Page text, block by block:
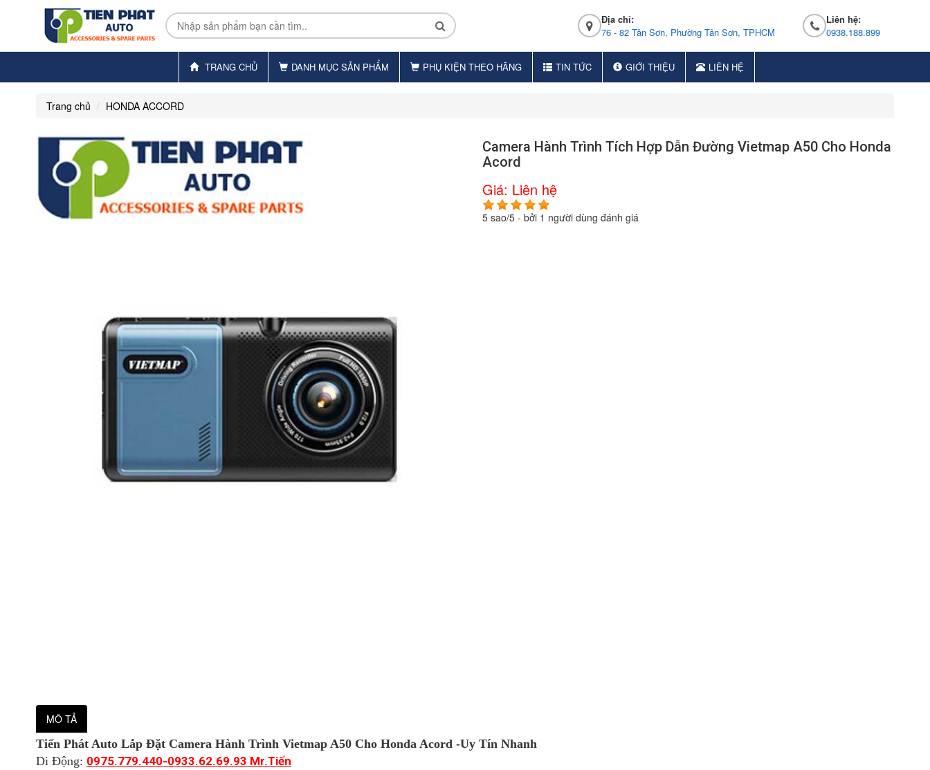
Địa chỉ:
76 - 82 Tân Sơn, Phường Tân Sơn, TPHCM
Liên hệ:
0938.188.899
TRANG CHỦ DANH MỤC SẢN PHẨM PHỤ KIỆN THEO HÃNG TIN TỨC GIỚI THIỆU LIÊN HỆ
Trang chủ HONDA ACCORD
Camera Hành Trình Tích Hợp Dẫn Đường Vietmap A50 Cho Honda
Acord
Giá: Liên hệ
5sao/5- bởi 1 người dùng đánh giá
MÔ TẢ
Tiến Phát Auto Lắp Đặt Camera Hành Trình Vietmap A50 Cho Honda Acord -Uy Tín Nhanh
Di Động: 0975.779.440-0933.62.69.93 Mr.Tiến